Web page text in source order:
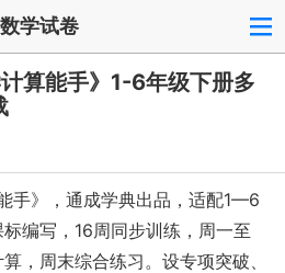
数学试卷
算能手》1-6年级下册多
手》，通成学典出品，适配1—6
编写，16周同步训练，周一至
，周末综合练习。设专项突破、